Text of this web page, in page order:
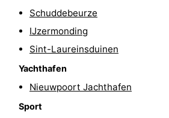
Schuddebeurze
IJzermonding
Sint-Laureinsduinen
Yachthafen
Nieuwpoort Jachthafen
Sport